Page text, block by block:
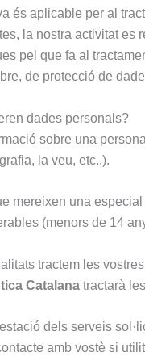
és aplicable per al
la nostra activitat es
pel que fa al
de protecció de
dades personals?
sobre una
la veu, etc..).
mereixen una
(menors de 14
tractem les
Catalana tractarà
dels serveis
amb vostè si